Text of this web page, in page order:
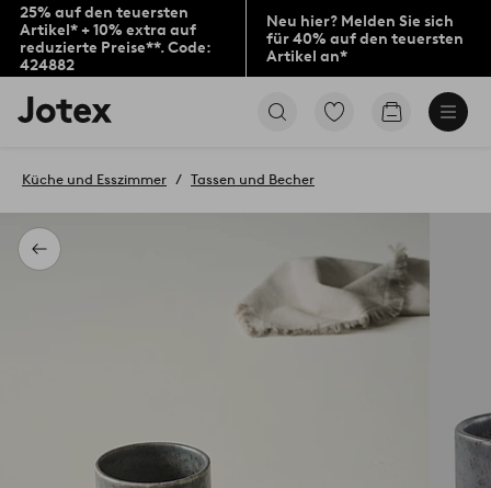
25% auf den teuersten
Artikel* + 10% extra auf
reduzierte Preise**. Code:
424882
Neu hier? Melden Sie sich
für 40% auf den teuersten
Artikel an*
Jotex-
Logo
Startseite
Zu
Produkten
Zum
Zurück
Küche und Esszimmer Tassen und Becher